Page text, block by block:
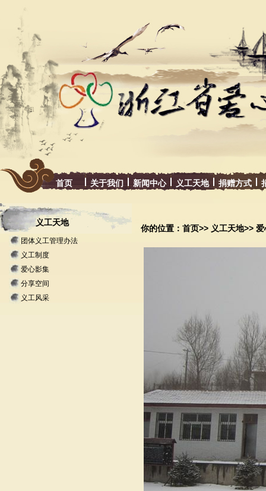
首页 关于我们 新闻中心 义工天地 捐赠方式
义工天地
团体义工管理办法
义工制度
爱心影集
分享空间
义工风采
你的位置：首页>> 义工天地>>